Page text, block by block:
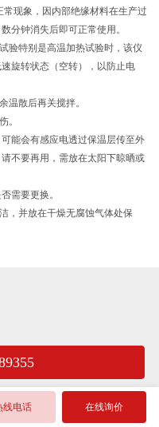
现象，因内部绝缘材料在生产过
分钟消失后即可正常使用。
验特别是高温加热试验时，该仪
旋转状态（空转），以防止电
温散后再关搅拌。
。
能会有感应电透过保温层传至外
不要再用，需放在太阳下晾晒或
需要更换。
，并放在干燥无腐蚀气体处保
线电话 在线询价